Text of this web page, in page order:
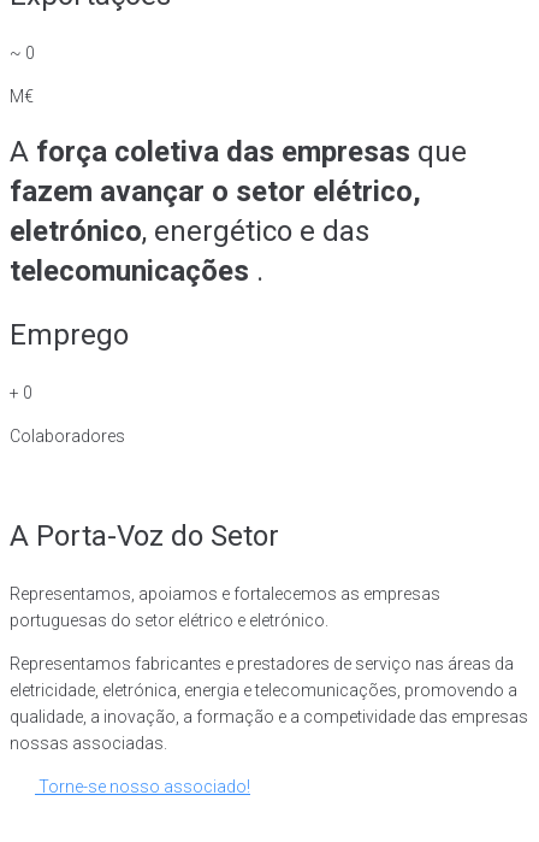
~ 0
M€
A força coletiva das empresas que
fazem avançar o setor elétrico,
eletrónico, energético e das
telecomunicações .
Emprego
+ 0
Colaboradores
A Porta-Voz do Setor
Representamos, apoiamos e fortalecemos as empresas
portuguesas do setor elétrico e eletrónico.
Representamos fabricantes e prestadores de serviço nas áreas da
eletricidade, eletrónica, energia e telecomunicações, promovendo a
qualidade, a inovação, a formação e a competividade das empresas
nossas associadas.
Torne-se nosso associado!